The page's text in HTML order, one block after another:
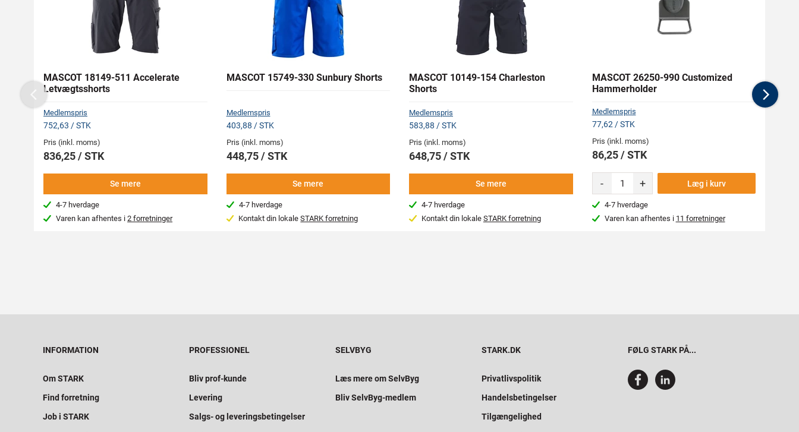
MASCOT 18149-511 Accelerate
Letvægtsshorts
Medlemspris
752,63 / STK
Pris (inkl. moms)
836,25 / STK
Se mere
4-7 hverdage
Varen kan afhentes i2 forretninger
MASCOT 15749-330 Sunbury Shorts
Medlemspris
403,88 / STK
Pris (inkl. moms)
448,75 / STK
Se mere
4-7 hverdage
Kontakt din lokaleSTARK forretning
MASCOT 10149-154 Charleston
Shorts
Medlemspris
583,88 / STK
Pris (inkl. moms)
648,75 / STK
Se mere
4-7 hverdage
Kontakt din lokale STARK forretning
MASCOT 26250-990 Customized
Hammerholder
Medlemspris
77,62 / STK
Pris (inkl. moms)
86,25 / STK
- + Læg i kurv
4-7 hverdage
Varen kan afhentes i 11 forretninger
Previous
INFORMATION
Om STARK
Find forretning
Job i STARK
PROFESSIONEL
Bliv prof-kunde
Levering
Salgs- og leveringsbetingelser
SELVBYG
Læs mere om SelvByg
Bliv SelvByg-medlem
STARK.DK
Privatlivspolitik
Handelsbetingelser
Tilgængelighed
FØLG STARK PÅ...